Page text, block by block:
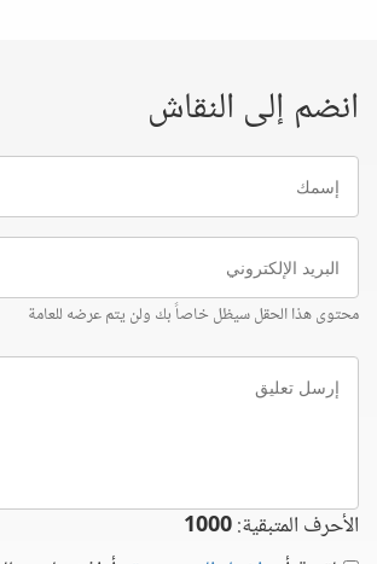
انضم إلى النقاش
إسمك
البريد
الإلكتروني
محتوى هذا الحقل سيظل خاصاً بك ولن يتم عرضه للعامة
إرسل
تعليق
الأحرف المتبقية:1000